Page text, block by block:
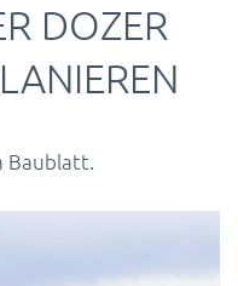
DOZER
Baublatt.